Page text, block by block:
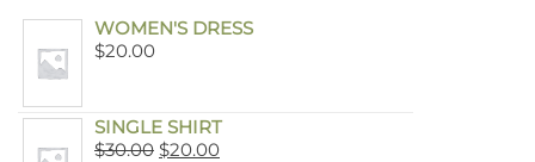
WOMEN'S DRESS
$20.00
SINGLE SHIRT
$30.00 $20.00